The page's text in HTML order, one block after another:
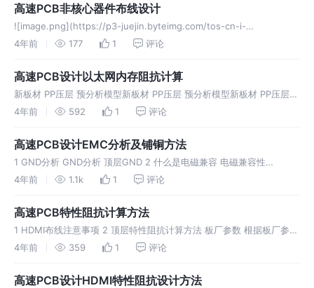
高速PCB非核心器件布线设计
![image.png](https://p3-juejin.byteimg.com/tos-cn-i-
k3u1fbpfcp/d14a91e5837d479786158ac5ec8c8b00~tplv
4年前 177 1 评论
高速PCB设计以太网内存阻抗计算
新板材 PP压层 预分析模型新板材 PP压层 预分析模型新板材 PP压层
预分析模型新板材 PP压层 预分析模型新板材 PP压层 预分析模型新板
4年前 592 1 评论
高速PCB设计EMC分析及铺铜方法
1 GND分析 GND分析 顶层GND 2 什么是电磁兼容 电磁兼容性
（EMC）是指设备或系统在其电磁环境中符合要求运行并不对其环境中
的
4年前 1.1k 1 评论
高速PCB特性阻抗计算方法
1 HDMI布线注意事项 2 顶层特性阻抗计算方法 板厂参数 根据板厂参数
进行SI9000设置 调整线宽及厚度，匹配100差分阻抗 设计规则
4年前 359 1 评论
高速PCB设计HDMI特性阻抗设计方法